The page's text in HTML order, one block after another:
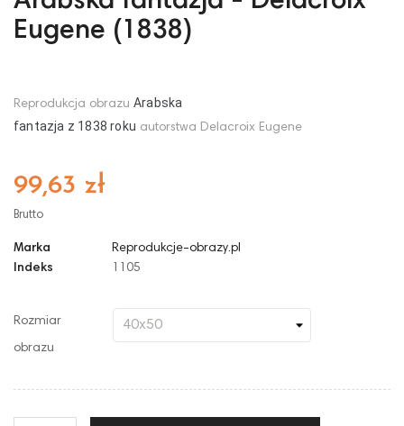
Eugene (1838)
Reprodukcja obrazu Arabska
fantazja z 1838 roku autorstwa Delacroix Eugene
99,63 zł
Brutto
Marka
Reprodukcje-obrazy.pl
Indeks
1105
Rozmiar
obrazu